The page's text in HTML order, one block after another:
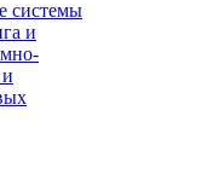
системы
и